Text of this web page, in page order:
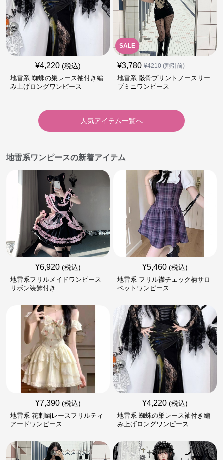
¥4,220 (税込)
地雷系 蜘蛛の巣レース袖付き編
み上げロングワンピース
SALE
¥3,780 ¥4210(割引前)
地雷系 骸骨プリントノースリー
ブミニワンピース
人気アイテム一覧へ
地雷系ワンピースの新着アイテム
¥6,920 (税込)
地雷系フリルメイドワンピース
リボン装飾付き
¥5,460 (税込)
地雷系 フリル襟チェック柄サロ
ペットワンピース
¥7,390 (税込)
地雷系 花刺繍レースフリルティ
アードワンピース
¥4,220 (税込)
地雷系 蜘蛛の巣レース袖付き編
み上げロングワンピース